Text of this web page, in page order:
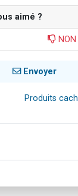
aimé ?
NON
Envoyer
Produits